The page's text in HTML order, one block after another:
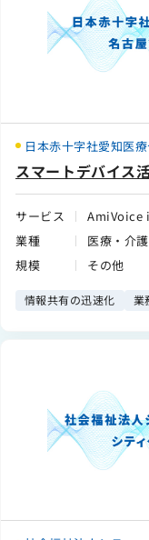
日本赤十字社愛知医
スマートデバイス
サービス
AmiVoice
業種
医療・介護
規模
その他
情報共有の迅速化 業